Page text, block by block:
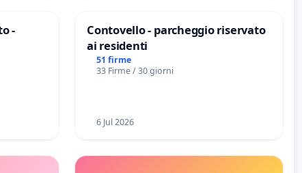
-
Contovello - parcheggio riservato
ai residenti
51 firme
33 Firme / 30 giorni
6 Jul 2026